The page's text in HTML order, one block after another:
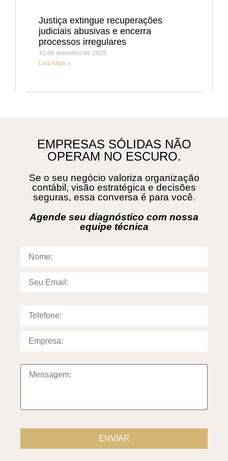
Justiça extingue recuperações
judiciais abusivas e encerra
processos irregulares
10 de setembro de 2025
Leia Mais »
EMPRESAS SÓLIDAS NÃO
OPERAM NO ESCURO.
Se o seu negócio valoriza organização
contábil, visão estratégica e decisões
seguras, essa conversa é para você.
Agende seu diagnóstico com nossa
equipe técnica